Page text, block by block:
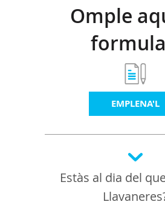
Omple
EMPLENA'L
Estàs al dia del